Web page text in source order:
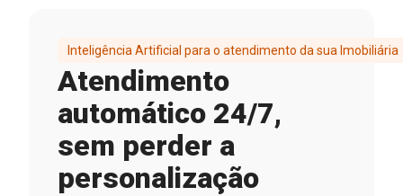
Inteligência Artificial para o atendimento da sua Imobiliária
Atendimento
automático 24/7,
sem perder a
personalização